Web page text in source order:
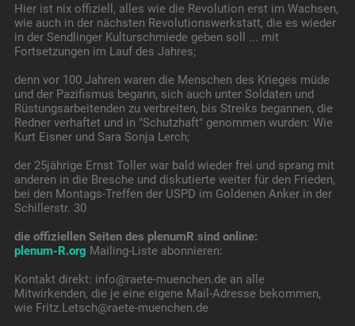
Hier ist nix offiziell, alles wie die Revolution erst im Wachsen,
wie auch in der nächsten Revolutionswerkstatt, die es wieder
in der Sendlinger Kulturschmiede geben soll ... mit
Fortsetzungen im Lauf des Jahres;
denn vor 100 Jahren waren die Menschen des Krieges müde
und der Pazifismus begann, sich auch unter Soldaten und
Rüstungsarbeitenden zu verbreiten, bis Streiks begannen, die
Redner verhaftet und in "Schutzhaft" genommen wurden: Wie
Kurt Eisner und Sara Sonja Lerch;
der 25jährige Ernst Toller war bald wieder frei und sprang mit
anderen in die Bresche und diskutierte weiter für den Frieden,
bei den Montags-Treffen der USPD im Goldenen Anker in der
Schillerstr. 30
die offiziellen Seiten des plenumR sind online:
plenum-R.org Mailing-Liste abonnieren:
Kontakt direkt: info@raete-muenchen.de an alle
Mitwirkenden, die je eine eigene Mail-Adresse bekommen,
wie Fritz.Letsch@raete-muenchen.de